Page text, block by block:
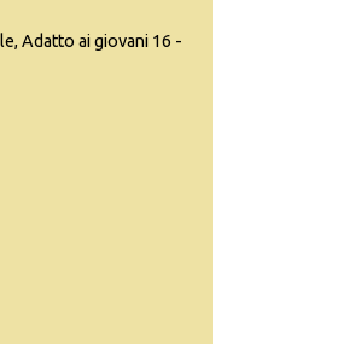
Adatto ai giovani 16 -